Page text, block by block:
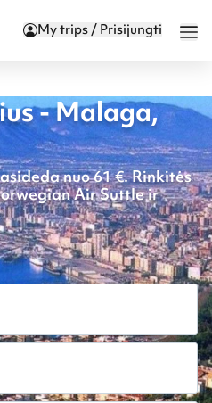
My trips / Prisijungti
- Malaga,
nuo 61 €. Rinkitės
Air Suttle ir